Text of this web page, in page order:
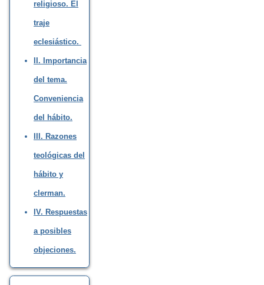
religioso. El
traje
eclesiástico.
II. Importancia
del tema.
Conveniencia
del hábito.
III. Razones
teológicas del
hábito y
clerman.
IV. Respuestas
a posibles
objeciones.